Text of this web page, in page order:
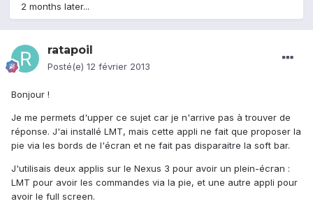
2 months later...
ratapoil
Posté(e) 12 février 2013
Bonjour !
Je me permets d'upper ce sujet car je n'arrive pas à trouver de
réponse. J'ai installé LMT, mais cette appli ne fait que proposer la
pie via les bords de l'écran et ne fait pas disparaitre la soft bar.
J'utilisais deux applis sur le Nexus 3 pour avoir un plein-écran :
LMT pour avoir les commandes via la pie, et une autre appli pour
avoir le full screen.